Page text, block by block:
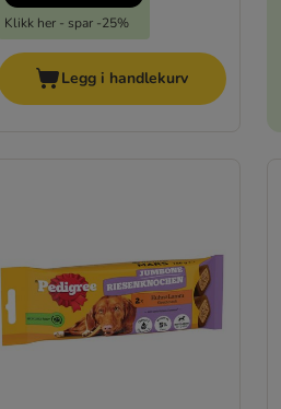
Klikk her - spar -25%
Legg i handlekurv